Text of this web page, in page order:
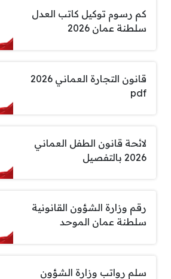
كم رسوم توكيل كاتب العدل
سلطنة عمان 2026
قانون التجارة العماني 2026
pdf
لائحة قانون الطفل العماني
2026 بالتفصيل
رقم وزارة الشؤون القانونية
سلطنة عمان الموحد
سلم رواتب وزارة الشؤون